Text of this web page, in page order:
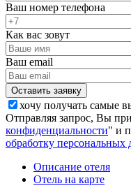
Ваш номер телефона
Как вас зовут
Ваш email
хочу получать самые
Отправляя запрос, Вы
конфиденциальности" и
обработку персональных
Описание отеля
Отель на карте